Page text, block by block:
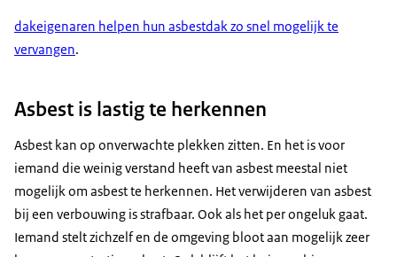
dakeigenaren helpen hun asbestdak zo snel mogelijk te
vervangen.
Asbest is lastig te herkennen
Asbest kan op onverwachte plekken zitten. En het is voor
iemand die weinig verstand heeft van asbest meestal niet
mogelijk om asbest te herkennen. Het verwijderen van asbest
bij een verbouwing is strafbaar. Ook als het per ongeluk gaat.
Iemand stelt zichzelf en de omgeving bloot aan mogelijk zeer